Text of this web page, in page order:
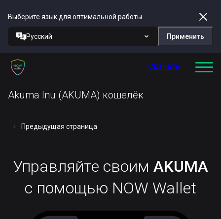
Выберите язык для оптимальной работы
Русский Применить
Скачать
Akuma Inu (AKUMA) кошелёк
Предыдущая страница
Управляйте своим AKUMA
с помощью NOW Wallet